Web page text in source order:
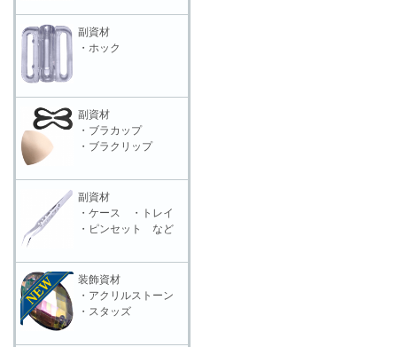
副資材
・ホック
副資材
・ブラカップ
・ブラクリップ
副資材
・ケース ・トレイ
・ピンセット など
装飾資材
・アクリルストーン
・スタッズ